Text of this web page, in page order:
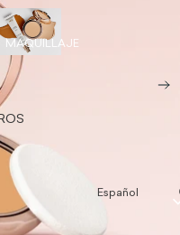
MAQUILLAJE
Español